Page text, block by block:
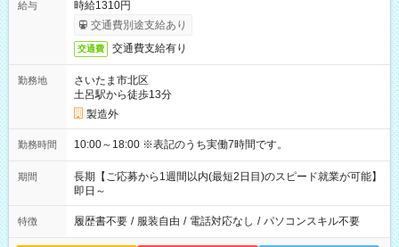
給与
時給1310円
交通費別途支給あり
交通費 交通費支給有り
勤務地
さいたま市北区
土呂駅から徒歩13分
製造外
勤務時間 10:00～18:00 ※表記のうち実働7時間です。
期間
長期【ご応募から1週間以内(最短2日目)のスピード就業が可能】
即日～
特徴 履歴書不要 / 服装自由 / 電話対応なし / パソコンスキル不要